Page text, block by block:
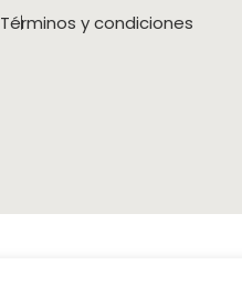
Términos y condiciones